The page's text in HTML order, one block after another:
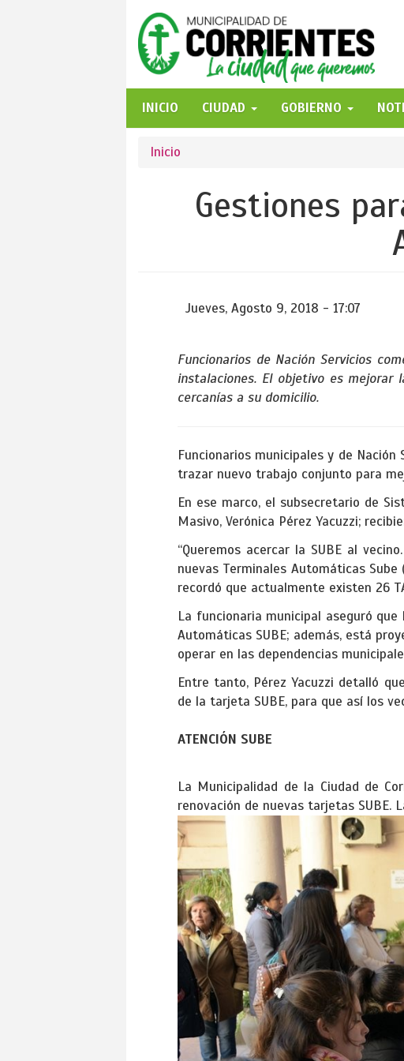
INICIO
CIUDAD GOBIERNO
Se
encuentra
usted
Inicio
Gestiones
Jueves, Agosto 9, 2018 - 17:07
Funcionarios de Nación Servicios
instalaciones. El objetivo es
cercanías a su domicilio.
Funcionarios municipales y de
trazar nuevo trabajo conjunto para
En ese marco, el subsecretario de
Masivo, Verónica Pérez Yacuzzi;
“Queremos acercar la SUBE al
nuevas Terminales Automáticas Sube
recordó que actualmente existen 26
La funcionaria municipal aseguró
Automáticas SUBE; además, está
operar en las dependencias
Entre tanto, Pérez Yacuzzi detalló
de la tarjeta SUBE, para que así los
ATENCIÓN SUBE
La Municipalidad de la Ciudad de
renovación de nuevas tarjetas SUBE.